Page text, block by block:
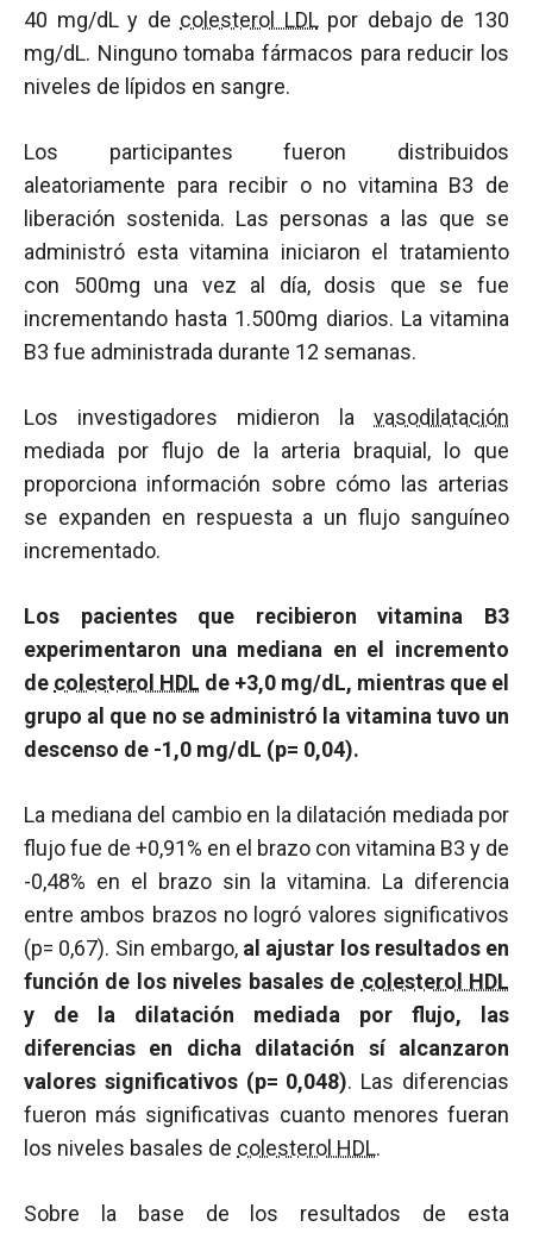
40 mg/dL y de colesterol LDLpor debajo de 130
mg/dL. Ninguno tomaba fármacos para reducir los
niveles de lípidos en sangre.
Los participantes fueron distribuidos
aleatoriamente para recibir o no vitamina B3 de
liberación sostenida. Las personas a las que se
administró esta vitamina iniciaron el tratamiento
con 500mg una vez al día, dosis que se fue
incrementando hasta 1.500mg diarios. La vitamina
B3 fue administrada durante 12 semanas.
Los investigadores midieron la vasodilatación
mediada por flujo de la arteria braquial, lo que
proporciona información sobre cómo las arterias
se expanden en respuesta a un flujo sanguíneo
incrementado.
Los pacientes que recibieron vitamina B3
experimentaron una mediana en el incremento
de colesterol HDL de +3,0 mg/dL, mientras que el
grupo al que no se administró la vitamina tuvo un
descenso de -1,0 mg/dL (p= 0,04).
La mediana del cambio en la dilatación mediada por
flujo fue de +0,91% en el brazo con vitamina B3 y de
-0,48% en el brazo sin la vitamina. La diferencia
entre ambos brazos no logró valores significativos
(p= 0,67). Sin embargo, al ajustar los resultados en
función de los niveles basales de colesterol HDL
y de la dilatación mediada por flujo, las
diferencias en dicha dilatación sí alcanzaron
valores significativos (p= 0,048). Las diferencias
fueron más significativas cuanto menores fueran
los niveles basales de colesterol HDL.
Sobre la base de los resultados de esta